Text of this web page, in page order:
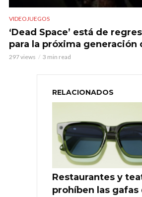
VIDEOJUEGOS
‘Dead Space’ está de
para la próxima generación
297 views 3 min read
RELACIONADOS
Restaurantes y
prohíben las gafas